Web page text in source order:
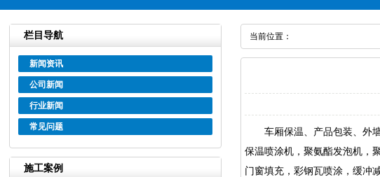
栏目导航
新闻资讯
公司新闻
行业新闻
常见问题
施工案例
当前位置：
车厢保温、产品包装、外墙
保温喷涂机， 聚氨酯发泡机，
门窗填充，彩钢瓦喷涂，缓冲